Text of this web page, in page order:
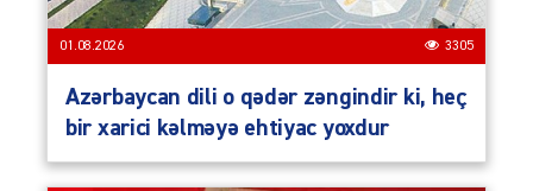
01.08.2026 3305
Azərbaycan dili o qədər zəngindir ki, heç
bir xarici kəlməyə ehtiyac yoxdur